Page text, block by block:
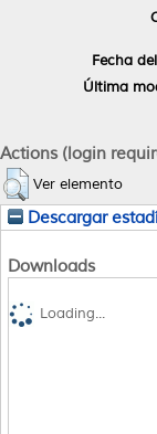
Fecha
Última
Actions (login
Ver elemento
Descargar
Downloads
Loading...